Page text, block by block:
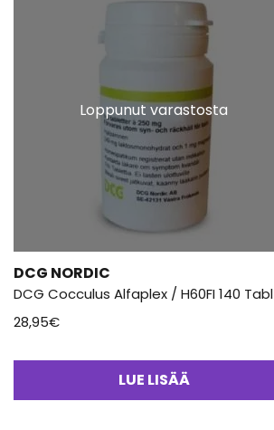
Loppunut varastosta
DCG NORDIC
DCG Cocculus Alfaplex / H60FI 140 Tabl
28,95€
LUE LISÄÄ